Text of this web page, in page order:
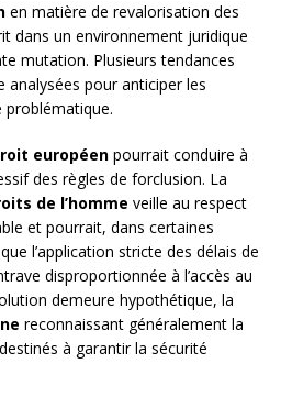
en matière de revalorisation des
dans un environnement juridique
mutation. Plusieurs tendances
analysées pour anticiper les
européen pourrait conduire à
des règles de forclusion. La
de l’homme veille au respect
et pourrait, dans certaines
l’application stricte des délais de
disproportionnée à l’accès au
demeure hypothétique, la
reconnaissant généralement la
à garantir la sécurité